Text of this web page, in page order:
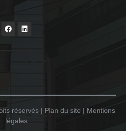
réservés | Plan du site | Mentions
légales